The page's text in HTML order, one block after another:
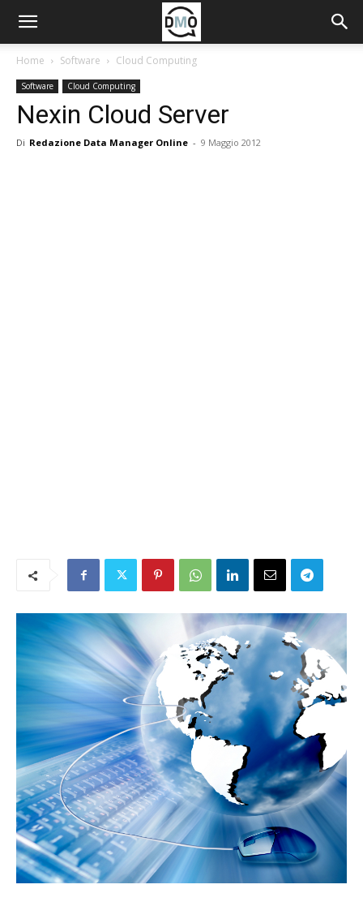
Home Software Cloud Computing
Software Cloud Computing
Nexin Cloud Server
Di Redazione Data Manager Online - 9 Maggio 2012